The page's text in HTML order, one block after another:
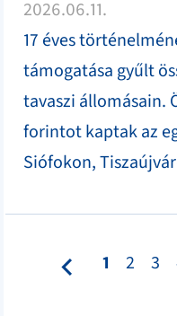
2026.06.11.
17 éves
támogatása gyűlt
tavaszi állomásain.
forintot kaptak az
Siófokon,
1 2 3